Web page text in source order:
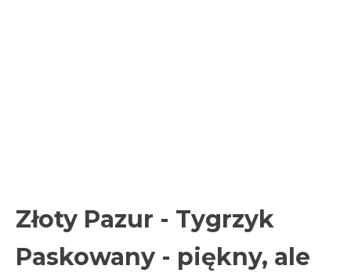
Złoty Pazur - Tygrzyk
Paskowany - piękny, ale